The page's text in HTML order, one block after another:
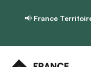
📢 France